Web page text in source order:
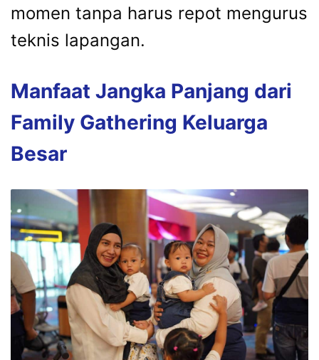
momen tanpa harus repot mengurus
teknis lapangan.
Manfaat Jangka Panjang dari
Family Gathering Keluarga
Besar